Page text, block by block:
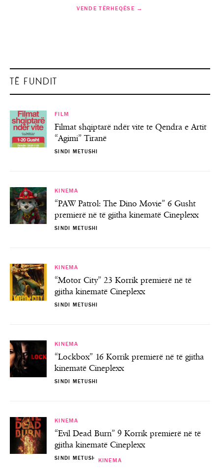
VENDE TËRHEQËSE →
TË FUNDIT
FILM
Filmat shqiptarë ndër vite te Qendra e Artit
“Agimi” Tiranë
SINDI METUSHI
KINEMA
“PAW Patrol: The Dino Movie” 6 Gusht
premierë në të gjitha kinematë Cineplexx
SINDI METUSHI
KINEMA
“Motor City” 23 Korrik premierë në të
gjitha kinematë Cineplexx
SINDI METUSHI
KINEMA
“Lockbox” 16 Korrik premierë në të gjitha
kinematë Cineplexx
SINDI METUSHI
KINEMA
“Evil Dead Burn” 9 Korrik premierë në të
gjitha kinematë Cineplexx
SINDI METUSHI KINEMA
KINEMA
KINEMA
KINEMA